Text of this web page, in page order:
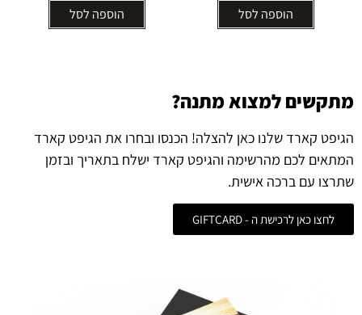
הוספה לסל הוספה לסל
מתקשים למצוא מתנה?
הגיפט קארד שלנו כאן להצלה! הכנסו ובחרו את הגיפט קארד
המתאים לכם מהרשימה והגיפט קארד ישלח בתאריך ובזמן
שתרצו עם ברכה אישית.
לחצו כאן לרכישת ה - GIFTCARD